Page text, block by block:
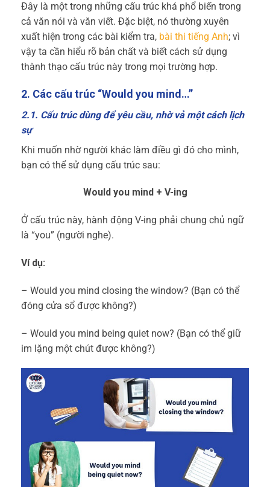
Đây là một trong những cấu trúc khá phổ biến trong
cả văn nói và văn viết. Đặc biệt, nó thường xuyên
xuất hiện trong các bài kiểm tra, bài thi tiếng Anh; vì
vậy ta cần hiểu rõ bản chất và biết cách sử dụng
thành thạo cấu trúc này trong mọi trường hợp.
2. Các cấu trúc “Would you mind…”
2.1. Cấu trúc dùng để yêu cầu, nhờ vả một cách lịch
sự
Khi muốn nhờ người khác làm điều gì đó cho mình,
bạn có thể sử dụng cấu trúc sau:
Would you mind + V-ing
Ở cấu trúc này, hành động V-ing phải chung chủ ngữ
là “you” (người nghe).
Ví dụ:
– Would you mind closing the window? (Bạn có thể
đóng cửa sổ được không?)
– Would you mind being quiet now? (Bạn có thể giữ
im lặng một chút được không?)